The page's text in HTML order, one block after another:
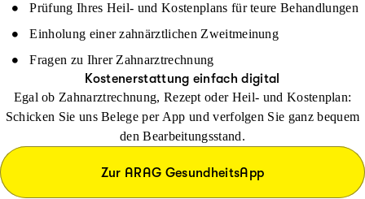
Prüfung Ihres Heil- und Kostenplans für teure Behandlungen
Einholung einer zahnärztlichen Zweitmeinung
Fragen zu Ihrer Zahnarztrechnung
Kostenerstattung einfach digital
Egal ob Zahnarztrechnung, Rezept oder Heil- und Kostenplan:
Schicken Sie uns Belege per App und verfolgen Sie ganz bequem
den Bearbeitungsstand.
Zur ARAG GesundheitsApp